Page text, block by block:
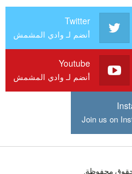
Twitter
أنضم لـ وادي المشمش
Youtube
أنضم لـ وادي المشمش
Join us on